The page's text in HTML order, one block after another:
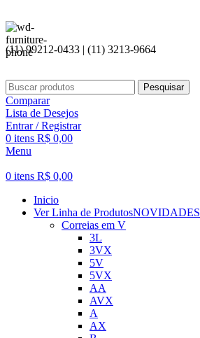
(11) 99212-0433 | (11) 3213-9664
Pesquisar
Comparar
Lista de Desejos
Entrar / Registrar
0 itens R$ 0,00
Menu
0 itens R$ 0,00
Inicio
Ver Linha de ProdutosNOVIDADES
Correias em V
3L
3VX
5V
5VX
AA
AVX
A
AX